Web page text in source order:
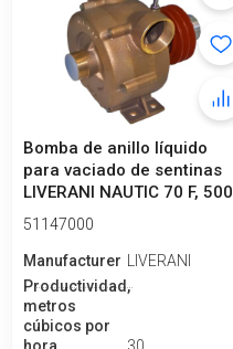
Bomba de anillo líquido
para vaciado de sentinas
LIVERANI NAUTIC 70 F, 500
l/...
51147000
Manufacturero
LIVERANI
Productividad,
metros
cúbicos por